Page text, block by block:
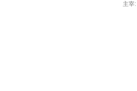
主宰: